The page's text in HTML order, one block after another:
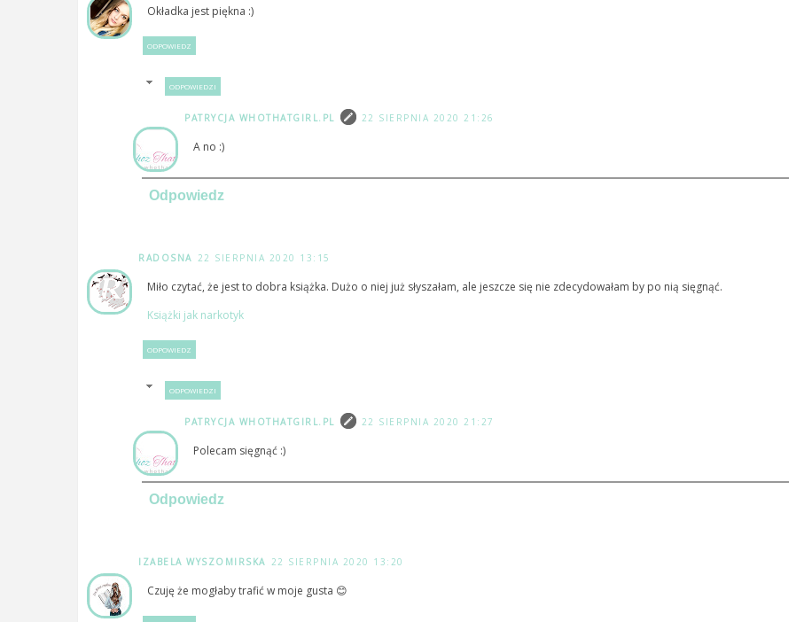
Okładka jest piękna :)
ODPOWIEDZ
ODPOWIEDZI
PATRYCJA WHOTHATGIRL.PL 22 SIERPNIA 2020 21:26
A no :)
Odpowiedz
RADOSNA 22 SIERPNIA 2020 13:15
Miło czytać, że jest to dobra książka. Dużo o niej już słyszałam, ale jeszcze się nie zdecydowałam by po nią sięgnąć.
Książki jak narkotyk
ODPOWIEDZ
ODPOWIEDZI
PATRYCJA WHOTHATGIRL.PL 22 SIERPNIA 2020 21:27
Polecam sięgnąć :)
Odpowiedz
IZABELA WYSZOMIRSKA 22 SIERPNIA 2020 13:20
Czuję że mogłaby trafić w moje gusta 😊